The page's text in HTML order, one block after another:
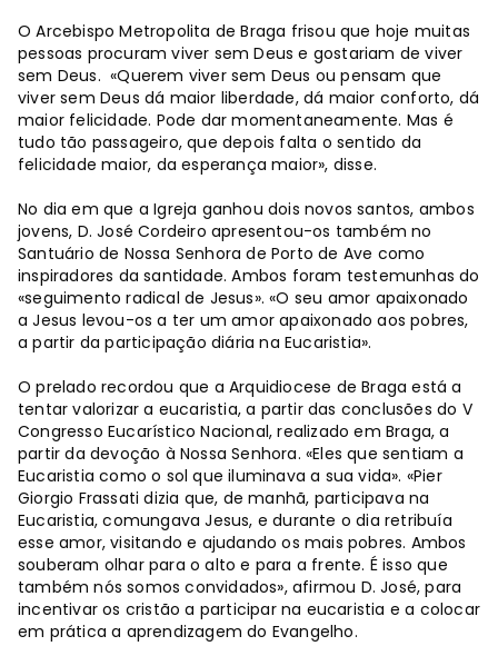
O Arcebispo Metropolita de Braga frisou que hoje muitas
pessoas procuram viver sem Deus e gostariam de viver
sem Deus. «Querem viver sem Deus ou pensam que
viver sem Deus dá maior liberdade, dá maior conforto, dá
maior felicidade. Pode dar momentaneamente. Mas é
tudo tão passageiro, que depois falta o sentido da
felicidade maior, da esperança maior», disse.
No dia em que a Igreja ganhou dois novos santos, ambos
jovens, D. José Cordeiro apresentou-os também no
Santuário de Nossa Senhora de Porto de Ave como
inspiradores da santidade. Ambos foram testemunhas do
«seguimento radical de Jesus». «O seu amor apaixonado
a Jesus levou-os a ter um amor apaixonado aos pobres,
a partir da participação diária na Eucaristia».
O prelado recordou que a Arquidiocese de Braga está a
tentar valorizar a eucaristia, a partir das conclusões do V
Congresso Eucarístico Nacional, realizado em Braga, a
partir da devoção à Nossa Senhora. «Eles que sentiam a
Eucaristia como o sol que iluminava a sua vida». «Pier
Giorgio Frassati dizia que, de manhã, participava na
Eucaristia, comungava Jesus, e durante o dia retribuía
esse amor, visitando e ajudando os mais pobres. Ambos
souberam olhar para o alto e para a frente. É isso que
também nós somos convidados», afirmou D. José, para
incentivar os cristão a participar na eucaristia e a colocar
em prática a aprendizagem do Evangelho.